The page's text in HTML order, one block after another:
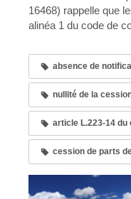
16468) rappelle que
alinéa 1 du code de
absence de
nullité de la
article L.223-14
cession de parts